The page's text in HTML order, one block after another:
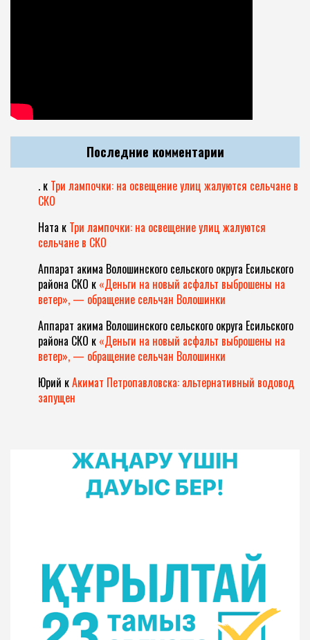
Последние комментарии
. к Три лампочки: на освещение улиц жалуются сельчане в
СКО
Ната к Три лампочки: на освещение улиц жалуются
сельчане в СКО
Аппарат акима Волошинского сельского округа Есильского
района СКО к «Деньги на новый асфальт выброшены на
ветер», — обращение сельчан Волошинки
Аппарат акима Волошинского сельского округа Есильского
района СКО к «Деньги на новый асфальт выброшены на
ветер», — обращение сельчан Волошинки
Юрий кАкимат Петропавловска: альтернативный водовод
запущен